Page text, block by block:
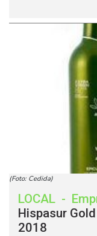
(Foto: Cedida)
LOCAL -
Hispasur
2018